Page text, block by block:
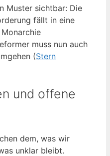
Muster sichtbar: Die
fällt in eine
muss nun auch
(Stern
und offene
dem, was wir
unklar bleibt.